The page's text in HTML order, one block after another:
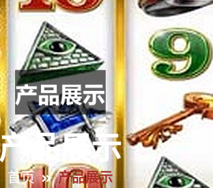
品展示
首页 产品展示